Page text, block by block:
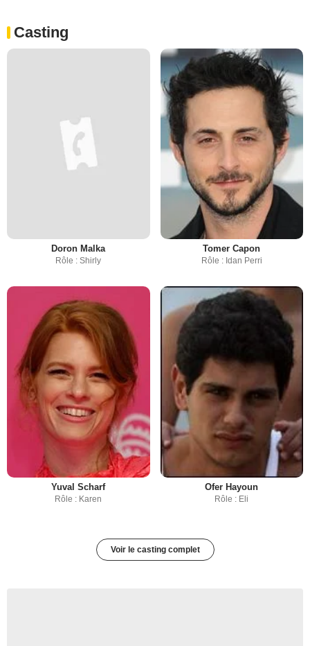
Casting
Doron Malka
Rôle : Shirly
Tomer Capon
Rôle : Idan Perri
Yuval Scharf
Rôle : Karen
Ofer Hayoun
Rôle : Eli
Voir le casting complet